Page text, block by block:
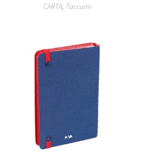
CARTA, Taccuini